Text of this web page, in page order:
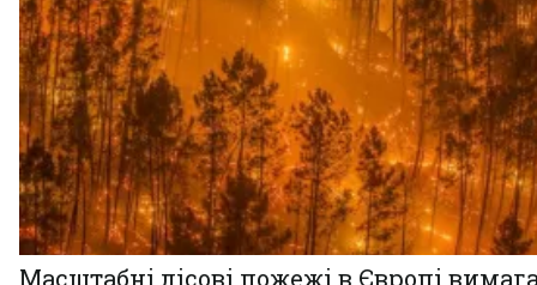
Масштабні лісові пожежі в Європі